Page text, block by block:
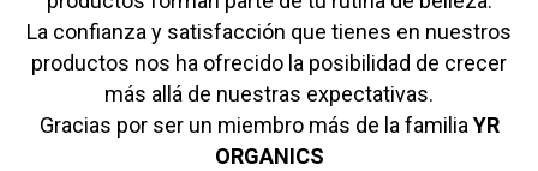
La confianza y satisfacción que tienes en nuestros
productos nos ha ofrecido la posibilidad de crecer
más allá de nuestras expectativas.
Gracias por ser un miembro más de la familiaYR
ORGANICS